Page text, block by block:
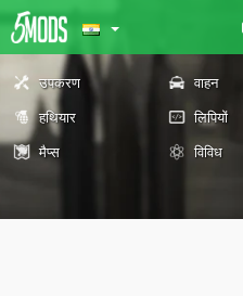
उपकरण वाहन
हथियार
लिपियों
मैप्स
विविध